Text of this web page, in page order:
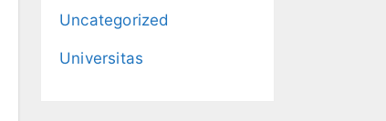
Uncategorized
Universitas